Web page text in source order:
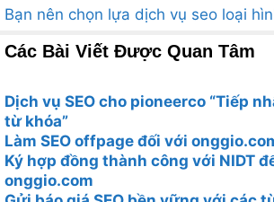
Bạn nên chọn lựa dịch vụ seo loại
Các Bài Viết Được Quan Tâm
Dịch vụ SEO cho pioneerco “Tiếp
từ khóa”
Làm SEO offpage đối với
Ký hợp đồng thành công với NIDT
onggio.com